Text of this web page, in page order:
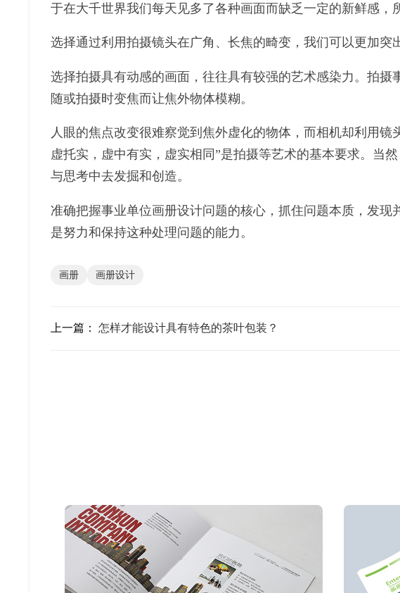
于在大千世界我们每天见多了各种画面而缺乏一定的新鲜感，
选择通过利用拍摄镜头在广角、长焦的畸变，我们可以更加突
选择拍摄具有动感的画面，往往具有较强的艺术感染力。拍
随或拍摄时变焦而让焦外物体模糊。
人眼的焦点改变很难察觉到焦外虚化的物体，而相机却利用
虚托实，虚中有实，虚实相同”是拍摄等艺术的基本要求。当
与思考中去发掘和创造。
准确把握事业单位画册设计问题的核心，抓住问题本质，发
是努力和保持这种处理问题的能力。
画册 画册设计
上一篇： 怎样才能设计具有特色的茶叶包装？